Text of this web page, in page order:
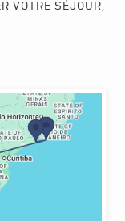
VOTRE SÉJOUR,